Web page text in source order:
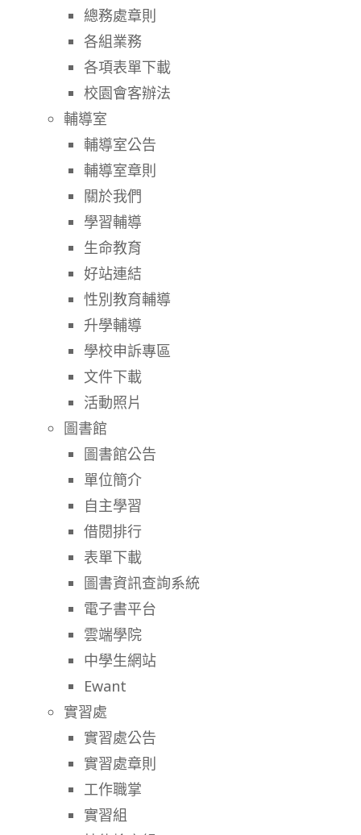
總務處章則
各組業務
各項表單下載
校園會客辦法
輔導室
輔導室公告
輔導室章則
關於我們
學習輔導
生命教育
好站連結
性別教育輔導
升學輔導
學校申訴專區
文件下載
活動照片
圖書館
圖書館公告
單位簡介
自主學習
借閱排行
表單下載
圖書資訊查詢系統
電子書平台
雲端學院
中學生網站
Ewant
實習處
實習處公告
實習處章則
工作職掌
實習組